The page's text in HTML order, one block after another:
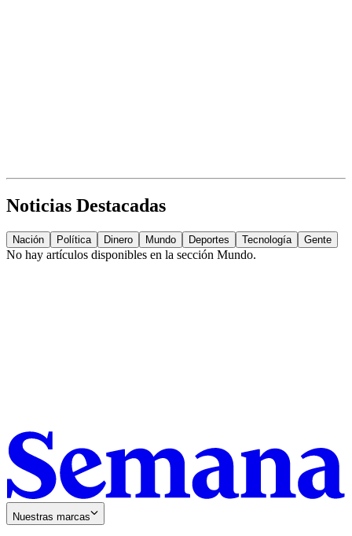
Noticias Destacadas
Nación Política Dinero Mundo Deportes Tecnología Gente
No hay artículos disponibles en la sección Mundo.
Nuestras marcas